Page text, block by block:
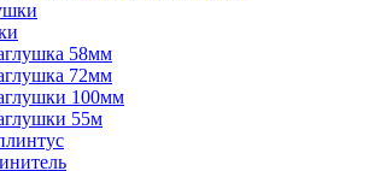
58мм
72мм
100мм
55м